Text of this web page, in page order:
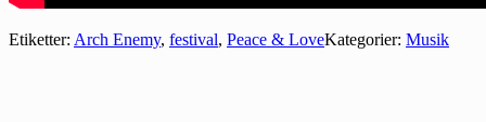
Etiketter: Arch Enemy, festival, Peace & LoveKategorier: Musik